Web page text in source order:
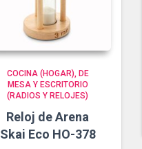
COCINA (HOGAR) DE
MESA Y ESCRITORIO
(RADIOS Y RELOJES)
Reloj de Arena
Skai Eco HO-378